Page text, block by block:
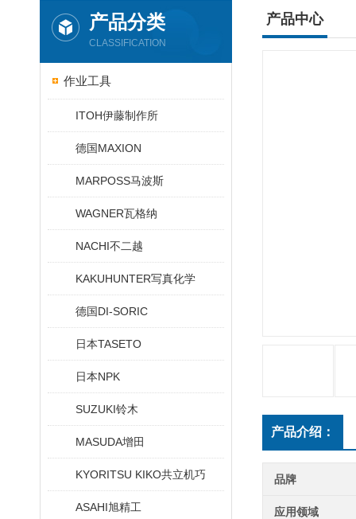
产品分类
CLASSIFICATION
作业工具
ITOH伊藤制作所
德国MAXION
MARPOSS马波斯
WAGNER瓦格纳
NACHI不二越
KAKUHUNTER写真化学
德国DI-SORIC
日本TASETO
日本NPK
SUZUKI铃木
MASUDA增田
KYORITSU KIKO共立机巧
ASAHI旭精工
产品中心
产品介绍：
品牌
应用领域